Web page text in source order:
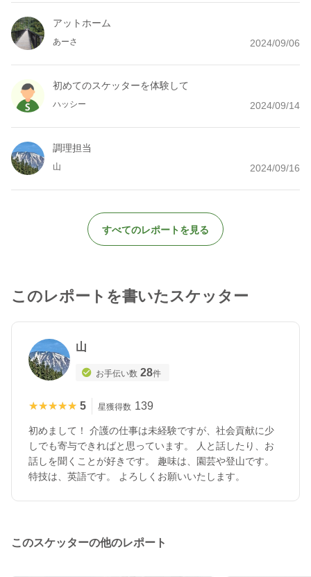
アットホーム
あーさ 2024/09/06
初めてのスケッターを体験して
ハッシー 2024/09/14
調理担当
山 2024/09/16
すべてのレポートを見る
このレポートを書いたスケッター
山
お手伝い数 28件
★★★★★
★★★★★ 5 星獲得数 139
初めまして！ 介護の仕事は未経験ですが、社会貢献に少
しでも寄与できればと思っています。 人と話したり、お
話しを聞くことが好きです。 趣味は、園芸や登山です。
特技は、英語です。 よろしくお願いいたします。
このスケッターの他のレポート